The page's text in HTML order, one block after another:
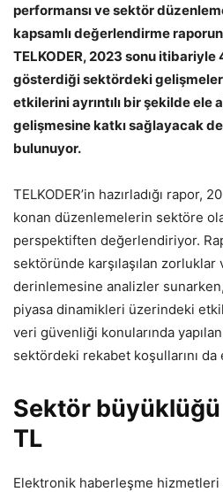
performansı ve sektör
kapsamlı değerlendirme
TELKODER, 2023 sonu
gösterdiği sektördeki
etkilerini ayrıntılı bir şekilde ele
gelişmesine katkı sağlayacak
bulunuyor.
TELKODER’in hazırladığı rapor,
konan düzenlemelerin sektöre
perspektiften değerlendiriyor.
sektöründe karşılaşılan zorluklar
derinlemesine analizler
piyasa dinamikleri üzerindeki
veri güvenliği konularında
sektördeki rekabet koşullarını da
Sektör
TL
Elektronik haberleşme hizmetleri